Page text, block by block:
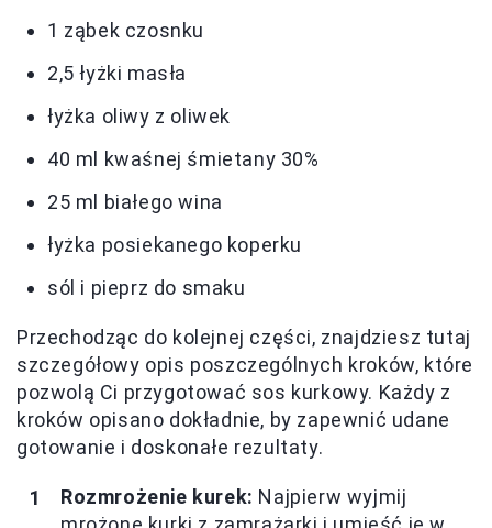
1 ząbek czosnku
2,5 łyżki masła
łyżka oliwy z oliwek
40 ml kwaśnej śmietany 30%
25 ml białego wina
łyżka posiekanego koperku
sól i pieprz do smaku
Przechodząc do kolejnej części, znajdziesz tutaj
szczegółowy opis poszczególnych kroków, które
pozwolą Ci przygotować sos kurkowy. Każdy z
kroków opisano dokładnie, by zapewnić udane
gotowanie i doskonałe rezultaty.
Rozmrożenie kurek: Najpierw wyjmij